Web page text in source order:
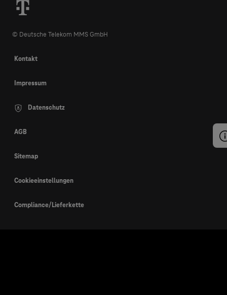
© Deutsche Telekom MMS GmbH
Kontakt
Impressum
Datenschutz
AGB
Sitemap
Cookieeinstellungen
Compliance/Lieferkette